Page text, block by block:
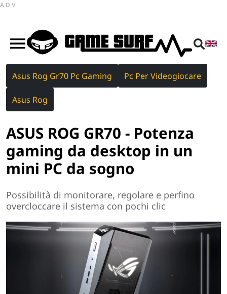
ADV
Asus Rog Gr70 Pc Gaming Pc Per Videogiocare
Asus Rog
ASUS ROG GR70 - Potenza
gaming da desktop in un
mini PC da sogno
Possibilità di monitorare, regolare e perfino
overcloccare il sistema con pochi clic